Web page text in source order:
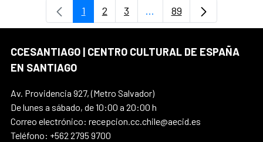
Página
1 Página
2 Página
3 ...Páginas intermedias
Página
89
CCESANTIAGO | CENTRO CULTURAL DE ESPAÑA
EN SANTIAGO
Av. Providencia 927, (Metro Salvador)
De lunes a sábado, de 10:00 a 20:00 h
Correo electrónico: recepcion.cc.chile@aecid.es
Teléfono: +562 2795 9700